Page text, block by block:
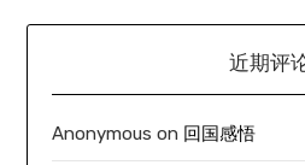
近期评
Anonymous on 回国感悟